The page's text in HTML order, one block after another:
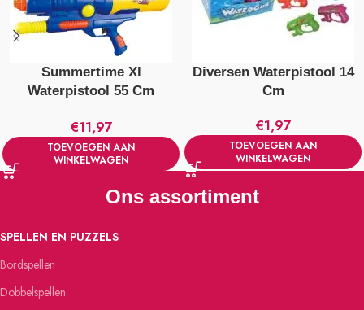
Summertime Xl
Waterpistool 55 Cm
€11,97
TOEVOEGEN AAN
WINKELWAGEN
Diversen Waterpistool 14
Cm
€1,97
TOEVOEGEN AAN
WINKELWAGEN
Ons assortiment
SPELLEN EN PUZZELS
Bordspellen
Dobbelspellen